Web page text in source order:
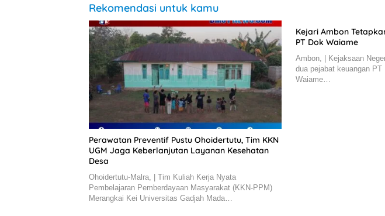
Rekomendasi untuk kamu
Perawatan Preventif Pustu Ohoidertutu, Tim KKN
UGM Jaga Keberlanjutan Layanan Kesehatan
Desa
Ohoidertutu-Malra, | Tim Kuliah Kerja Nyata
Pembelajaran Pemberdayaan Masyarakat (KKN-PPM)
Merangkai Kei Universitas Gadjah Mada…
Kejari Ambon
PT Dok Waiame
Ambon, | Kejaksaan
dua pejabat keuangan
Waiame…